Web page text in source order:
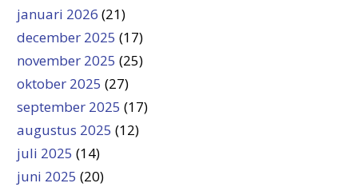
januari 2026 (21)
december 2025 (17)
november 2025 (25)
oktober 2025 (27)
september 2025 (17)
augustus 2025 (12)
juli 2025 (14)
juni 2025 (20)